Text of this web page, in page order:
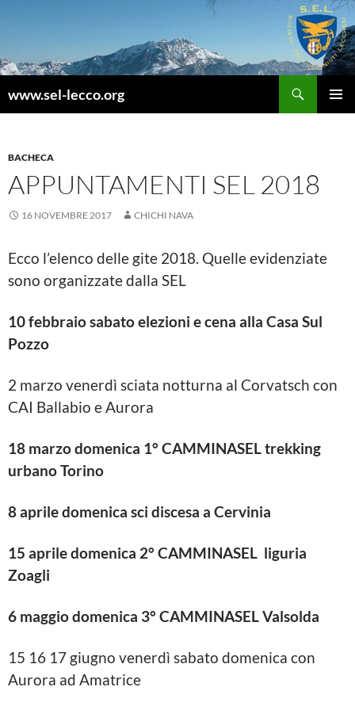
www.sel-lecco.org
BACHECA
APPUNTAMENTI SEL 2018
16 NOVEMBRE 2017 CHICHI NAVA
Ecco l’elenco delle gite 2018. Quelle evidenziate
sono organizzate dalla SEL
10 febbraio sabato elezioni e cena alla Casa Sul
Pozzo
2 marzo venerdì sciata notturna al Corvatsch con
CAI Ballabio e Aurora
18 marzo domenica 1° CAMMINASEL trekking
urbano Torino
8 aprile domenica sci discesa a Cervinia
15 aprile domenica 2° CAMMINASEL liguria
Zoagli
6 maggio domenica 3° CAMMINASEL Valsolda
15 16 17 giugno venerdì sabato domenica con
Aurora ad Amatrice